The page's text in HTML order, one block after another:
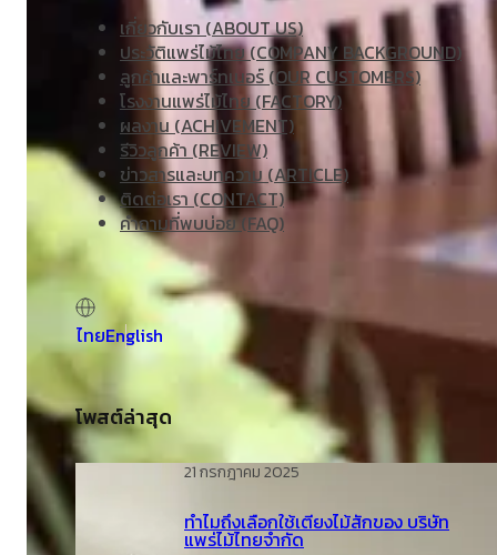
เกี่ยวกับเรา (ABOUT US)
ประวัติแพร่ไม้ไทย (COMPANY BACKGROUND)
ลูกค้าและพาร์ทเนอร์ (OUR CUSTOMERS)
โรงงานแพร่ไม้ไทย (FACTORY)
ผลงาน (ACHIVEMENT)
รีวิวลูกค้า (REVIEW)
ข่าวสารและบทความ (ARTICLE)
ติดต่อเรา (CONTACT)
คำถามที่พบบ่อย (FAQ)
English
ไทย
โพสต์ล่าสุด
21 กรกฎาคม 2025
ทำไมถึงเลือกใช้เตียงไม้สักของ บริษัท
แพร่ไม้ไทยจำกัด